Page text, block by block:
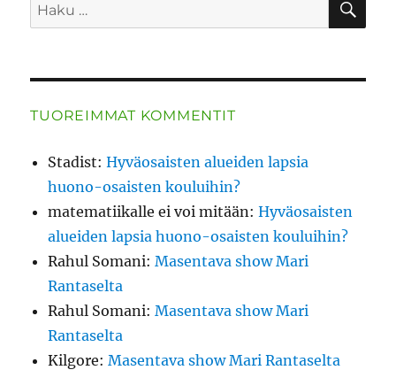
TUOREIMMAT KOMMENTIT
Stadist:Hyväosaisten alueiden lapsia
huono-osaisten kouluihin?
matematiikalle ei voi mitään:Hyväosaisten
alueiden lapsia huono-osaisten kouluihin?
Rahul Somani:Masentava show Mari
Rantaselta
Rahul Somani:Masentava show Mari
Rantaselta
Kilgore:Masentava show Mari Rantaselta